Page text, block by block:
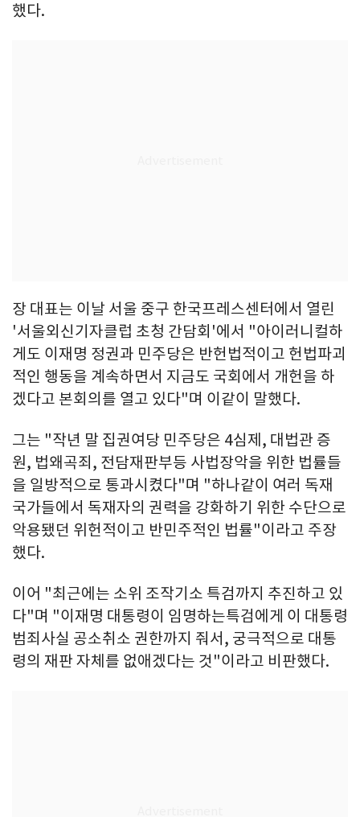
했다.
장 대표는 이날 서울 중구 한국프레스센터에서 열린
'서울외신기자클럽 초청 간담회'에서 "아이러니컬하
게도 이재명 정권과 민주당은 반헌법적이고 헌법파괴
적인 행동을 계속하면서 지금도 국회에서 개헌을 하
겠다고 본회의를 열고 있다"며 이같이 말했다.
그는 "작년 말 집권여당 민주당은 4심제, 대법관 증
원, 법왜곡죄, 전담재판부등 사법장악을 위한 법률들
을 일방적으로 통과시켰다"며 "하나같이 여러 독재
국가들에서 독재자의 권력을 강화하기 위한 수단으로
악용됐던 위헌적이고 반민주적인 법률"이라고 주장
했다.
이어 "최근에는 소위 조작기소 특검까지 추진하고 있
다"며 "이재명 대통령이 임명하는특검에게 이 대통령
범죄사실 공소취소 권한까지 줘서, 궁극적으로 대통
령의 재판 자체를 없애겠다는 것"이라고 비판했다.